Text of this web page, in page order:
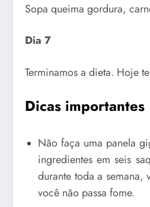
Sopa queima gordura,
Dia 7
Terminamos a dieta. Hoje
Dicas importantes
Não faça uma panela
ingredientes em seis
durante toda a
você não passa fome.